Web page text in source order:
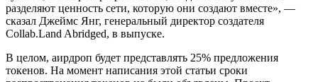
разделяют ценность сети, которую они создают вместе», —
сказал Джеймс Янг, генеральный директор создателя
Collab.Land Abridged, в выпуске.
В целом, аирдроп будет представлять 25% предложения
токенов. На момент написания этой статьи сроки